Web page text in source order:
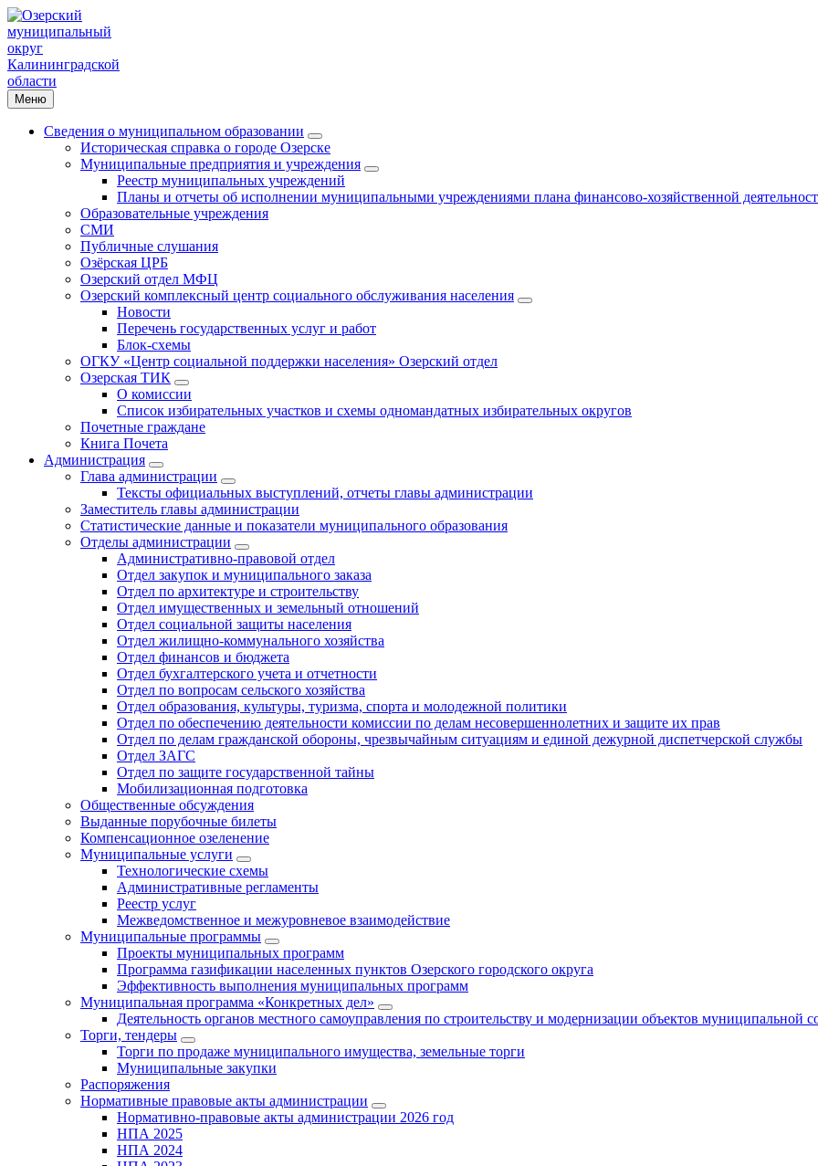
Меню
Сведения о муниципальном образовании
Историческая справка о городе Озерске
Муниципальные предприятия и учреждения
Реестр муниципальных учреждений
Планы и отчеты об исполнении муниципальными учреждениями плана финансово-хозяйственной
Образовательные учреждения
СМИ
Публичные слушания
Озёрская ЦРБ
Озерский отдел МФЦ
Озерский комплексный центр социального обслуживания населения
Новости
Перечень государственных услуг и работ
Блок-схемы
ОГКУ «Центр социальной поддержки населения» Озерский отдел
Озерская ТИК
О комиссии
Список избирательных участков и схемы одномандатных избирательных округов
Почетные граждане
Книга Почета
Администрация
Глава администрации
Тексты официальных выступлений, отчеты главы администрации
Заместитель главы администрации
Статистические данные и показатели муниципального образования
Отделы администрации
Административно-правовой отдел
Отдел закупок и муниципального заказа
Отдел по архитектуре и строительству
Отдел имущественных и земельный отношений
Отдел социальной защиты населения
Отдел жилищно-коммунального хозяйства
Отдел финансов и бюджета
Отдел бухгалтерского учета и отчетности
Отдел по вопросам сельского хозяйства
Отдел образования, культуры, туризма, спорта и молодежной политики
Отдел по обеспечению деятельности комиссии по делам несовершеннолетних и защите их прав
Отдел по делам гражданской обороны, чрезвычайным ситуациям и единой дежурной диспетчерской службы
Отдел ЗАГС
Отдел по защите государственной тайны
Мобилизационная подготовка
Общественные обсуждения
Выданные порубочные билеты
Компенсационное озеленение
Муниципальные услуги
Технологические схемы
Административные регламенты
Реестр услуг
Межведомственное и межуровневое взаимодействие
Муниципальные программы
Проекты муниципальных программ
Программа газификации населенных пунктов Озерского городского округа
Эффективность выполнения муниципальных программ
Муниципальная программа «Конкретных дел»
Деятельность органов местного самоуправления по строительству и модернизации объектов муниципальной
Торги, тендеры
Торги по продаже муниципального имущества, земельные торги
Муниципальные закупки
Распоряжения
Нормативные правовые акты администрации
Нормативно-правовые акты администрации 2026 год
НПА 2025
НПА 2024